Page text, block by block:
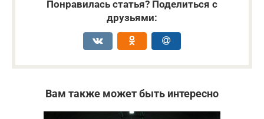
Понравилась статья? Поделиться с
друзьями:
Вам также может быть интересно